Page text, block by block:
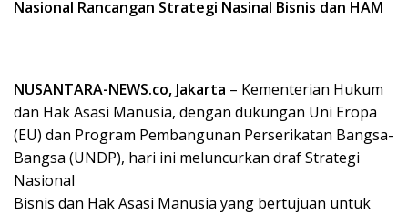
Nasional Rancangan Strategi Nasinal Bisnis dan HAM
NUSANTARA-NEWS.co, Jakarta – Kementerian Hukum
dan Hak Asasi Manusia, dengan dukungan Uni Eropa
(EU) dan Program Pembangunan Perserikatan Bangsa-
Bangsa (UNDP), hari ini meluncurkan draf Strategi
Nasional
Bisnis dan Hak Asasi Manusia yang bertujuan untuk